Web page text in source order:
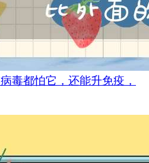
毒都怕它，还能升免疫，